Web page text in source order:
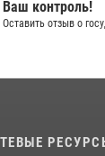
2026, 11:25
форума
Ваш контроль!
Оставить отзыв о